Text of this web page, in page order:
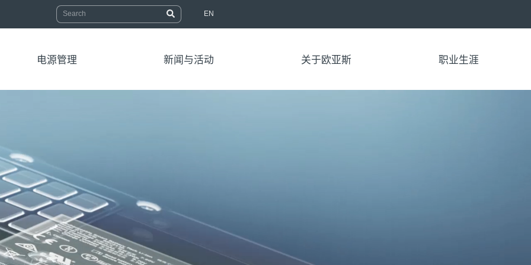
EN
电源管理 新闻与活动 关于欧亚斯 职业生涯